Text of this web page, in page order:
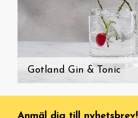
Gotland Gin & Tonic
Anmäl dig till nyhetsbrev!